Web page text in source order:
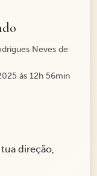
Neves de
ás 12h 56min
direção,